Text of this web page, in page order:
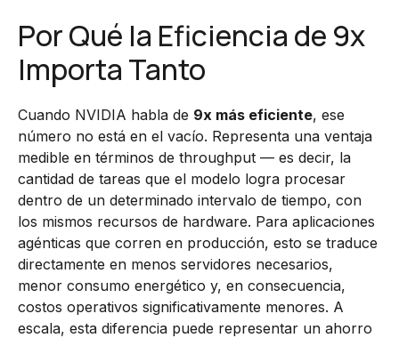
Por Qué la Eficiencia de 9x
Importa Tanto
Cuando NVIDIA habla de 9x más eficiente, ese
número no está en el vacío. Representa una ventaja
medible en términos de throughput — es decir, la
cantidad de tareas que el modelo logra procesar
dentro de un determinado intervalo de tiempo, con
los mismos recursos de hardware. Para aplicaciones
agénticas que corren en producción, esto se traduce
directamente en menos servidores necesarios,
menor consumo energético y, en consecuencia,
costos operativos significativamente menores. A
escala, esta diferencia puede representar un ahorro